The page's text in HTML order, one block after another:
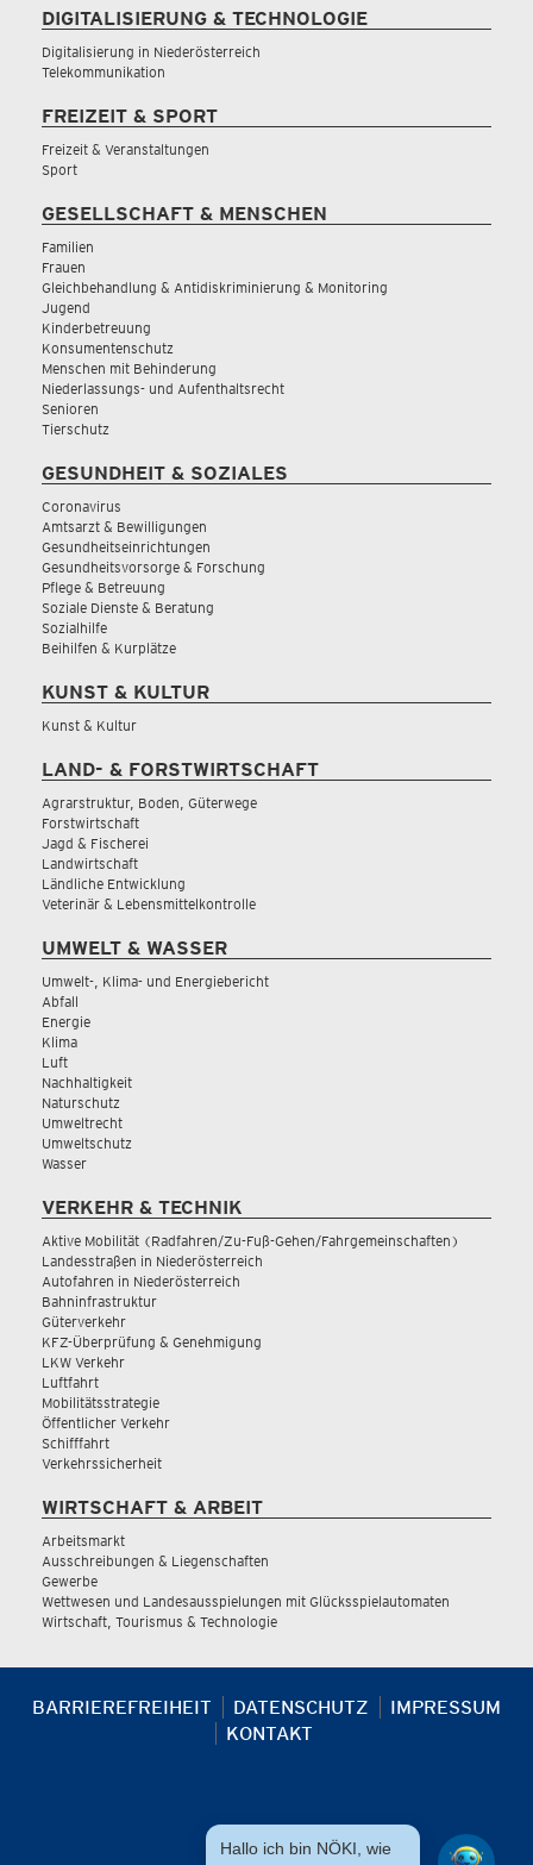
DIGITALISIERUNG & TECHNOLOGIE
Digitalisierung in Niederösterreich
Telekommunikation
FREIZEIT & SPORT
Freizeit & Veranstaltungen
Sport
GESELLSCHAFT & MENSCHEN
Familien
Frauen
Gleichbehandlung & Antidiskriminierung & Monitoring
Jugend
Kinderbetreuung
Konsumentenschutz
Menschen mit Behinderung
Niederlassungs- und Aufenthaltsrecht
Senioren
Tierschutz
GESUNDHEIT & SOZIALES
Coronavirus
Amtsarzt & Bewilligungen
Gesundheitseinrichtungen
Gesundheitsvorsorge & Forschung
Pflege & Betreuung
Soziale Dienste & Beratung
Sozialhilfe
Beihilfen & Kurplätze
KUNST & KULTUR
Kunst & Kultur
LAND- & FORSTWIRTSCHAFT
Agrarstruktur, Boden, Güterwege
Forstwirtschaft
Jagd & Fischerei
Landwirtschaft
Ländliche Entwicklung
Veterinär & Lebensmittelkontrolle
UMWELT & WASSER
Umwelt-, Klima- und Energiebericht
Abfall
Energie
Klima
Luft
Nachhaltigkeit
Naturschutz
Umweltrecht
Umweltschutz
Wasser
VERKEHR & TECHNIK
Aktive Mobilität (Radfahren/Zu-Fuß-Gehen/Fahrgemeinschaften)
Landesstraßen in Niederösterreich
Autofahren in Niederösterreich
Bahninfrastruktur
Güterverkehr
KFZ-Überprüfung & Genehmigung
LKW Verkehr
Luftfahrt
Mobilitätsstrategie
Öffentlicher Verkehr
Schifffahrt
Verkehrssicherheit
WIRTSCHAFT & ARBEIT
Arbeitsmarkt
Ausschreibungen & Liegenschaften
Gewerbe
Wettwesen und Landesausspielungen mit Glücksspielautomaten
Wirtschaft, Tourismus & Technologie
BARRIEREFREIHEIT DATENSCHUTZ
IMPRESSUM
KONTAKT
Hallo ich bin NÖKI, wie